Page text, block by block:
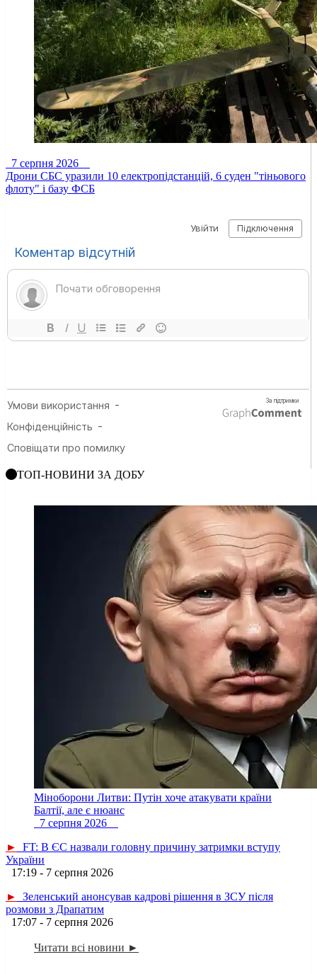
7 серпня 2026
Дрони СБС уразили 10 електропідстанцій, 6 суден "тіньового
флоту" і базу ФСБ
ТОП-НОВИНИ ЗА ДОБУ
Міноборони Литви: Путін хоче атакувати країни
Балтії, але є нюанс
7 серпня 2026
►
FT: В ЄС назвали головну причину затримки вступу
України
17:19 - 7 серпня 2026
►
Зеленський анонсував кадрові рішення в ЗСУ після
розмови з Драпатим
17:07 - 7 серпня 2026
Читати всі новини ►